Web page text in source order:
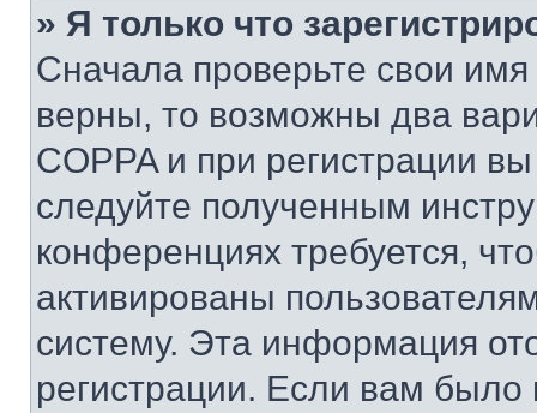
» Я только что
Сначала проверьте свои
верны, то возможны два
COPPA и при регистрации
следуйте полученным
конференциях требуется,
активированы
систему. Эта информация
регистрации. Если вам